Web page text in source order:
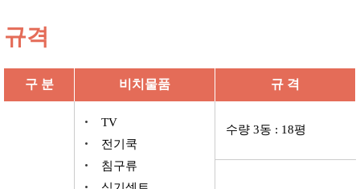
규격
구 분 비치물품 규 격
TV
전기쿡
침구류
수량 3동 : 18평